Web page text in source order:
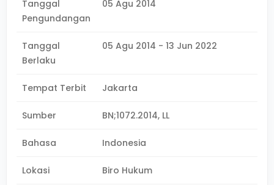
Tanggal
Pengundangan
05 Agu 2014
Tanggal
Berlaku
05 Agu 2014 - 13 Jun 2022
Tempat Terbit Jakarta
Sumber BN;1072.2014, LL
Bahasa Indonesia
Lokasi Biro Hukum